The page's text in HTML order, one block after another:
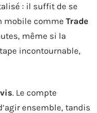
: il suffit de se
mobile comme Trade
même si la
incontournable,
. Le compte
ensemble, tandis